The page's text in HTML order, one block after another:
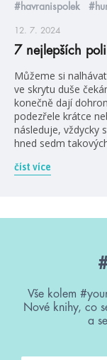
#havranispolek
12. 7. 2024
7 nejlepších
Můžeme si
ve skrytu duše
konečně dají
podezřele krátce
následuje, vždycky
hned sedm
číst více
Vše kolem
Nové knihy, co
a